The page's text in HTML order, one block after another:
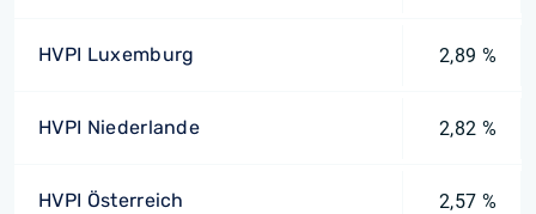
HVPI Luxemburg 2,89 %
HVPI Niederlande 2,82 %
HVPI Österreich 2,57 %